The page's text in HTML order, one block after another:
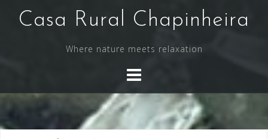
Casa Rural Chapinheira
Where nature meets relaxation